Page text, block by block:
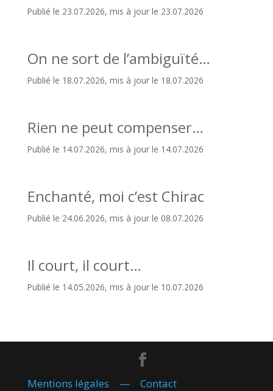
Publié le 23.07.2026, mis à jour le 23.07.2026
On ne sort de l’ambiguïté…
Publié le 18.07.2026, mis à jour le 18.07.2026
Rien ne peut compenser…
Publié le 14.07.2026, mis à jour le 14.07.2026
Enchanté, moi c’est Chirac
Publié le 24.06.2026, mis à jour le 08.07.2026
Il court, il court…
Publié le 14.05.2026, mis à jour le 10.07.2026
Mentions légales — Contact